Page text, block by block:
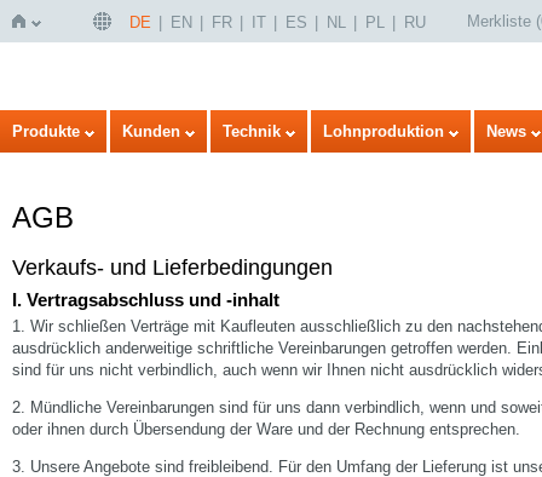
Startseite
DE EN FR IT ES NL PL RU Merkliste (
Produkte Kunden Technik Lohnproduktion News
AGB
Verkaufs- und Lieferbedingungen
I. Vertragsabschluss und -inhalt
1. Wir schließen Verträge mit Kaufleuten ausschließlich zu den
ausdrücklich anderweitige schriftliche Vereinbarungen getroffen werden.
sind für uns nicht verbindlich, auch wenn wir Ihnen nicht ausdrücklich
2. Mündliche Vereinbarungen sind für uns dann verbindlich, wenn und
oder ihnen durch Übersendung der Ware und der Rechnung entsprechen.
3. Unsere Angebote sind freibleibend. Für den Umfang der Lieferung ist